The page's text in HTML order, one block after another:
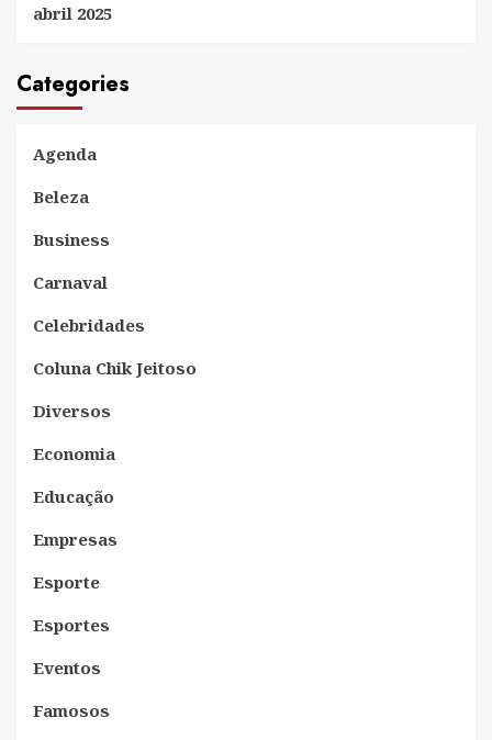
abril 2025
Categories
Agenda
Beleza
Business
Carnaval
Celebridades
Coluna Chik Jeitoso
Diversos
Economia
Educação
Empresas
Esporte
Esportes
Eventos
Famosos